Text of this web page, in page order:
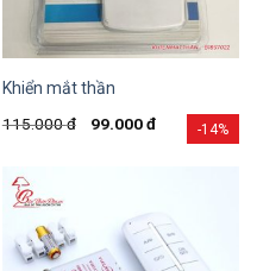
-14%
Khiển mắt thần
115.000đ 99.000đ